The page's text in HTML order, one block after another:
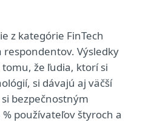
z kategórie FinTech
Výsledky
že ľudia, ktorí si
si dávajú aj väčší
bezpečnostným
používateľov štyroch a